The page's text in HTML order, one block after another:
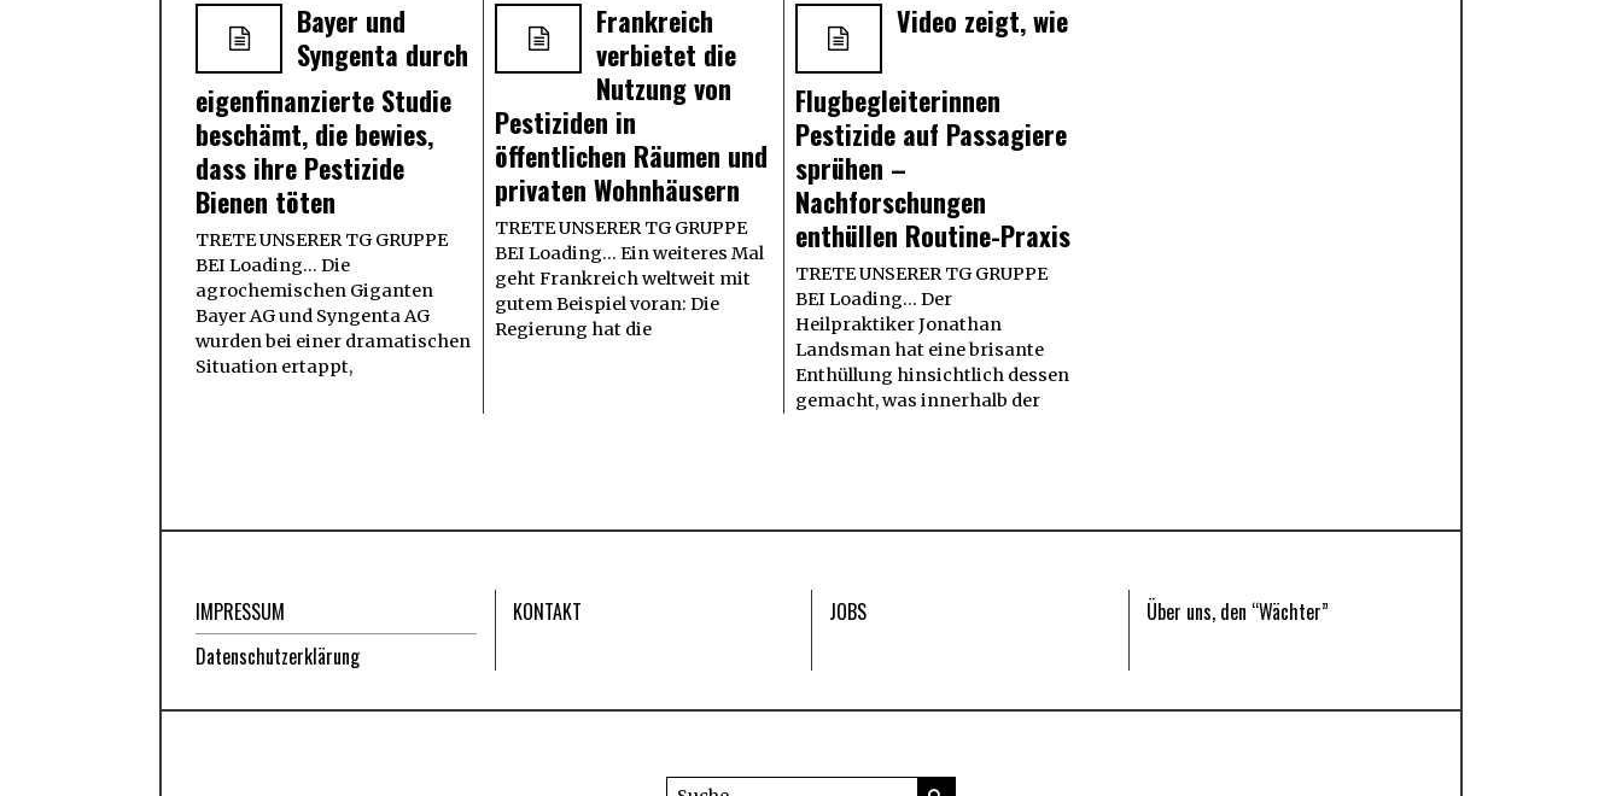
Bayer und
Syngenta durch
eigenfinanzierte Studie
beschämt, die bewies,
dass ihre Pestizide
Bienen töten
TRETE UNSERER TG GRUPPE
BEI Loading... Die
agrochemischen Giganten
Bayer AG und Syngenta AG
wurden bei einer dramatischen
Situation ertappt,
Frankreich
verbietet die
Nutzung von
Pestiziden in
öffentlichen Räumen und
privaten Wohnhäusern
TRETE UNSERER TG GRUPPE
BEI Loading... Ein weiteres Mal
geht Frankreich weltweit mit
gutem Beispiel voran: Die
Regierung hat die
Video zeigt, wie
Flugbegleiterinnen
Pestizide auf Passagiere
sprühen –
Nachforschungen
enthüllen Routine-Praxis
TRETE UNSERER TG GRUPPE
BEI Loading... Der
Heilpraktiker Jonathan
Landsman hat eine brisante
Enthüllung hinsichtlich dessen
gemacht, was innerhalb der
IMPRESSUM
Datenschutzerklärung
KONTAKT JOBS Über uns, den “Wächter”